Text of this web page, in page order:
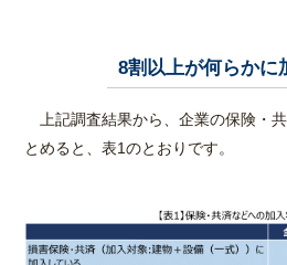
8割以上が何らかに
上記調査結果から、企業の保険・
とめると、表1のとおりです。